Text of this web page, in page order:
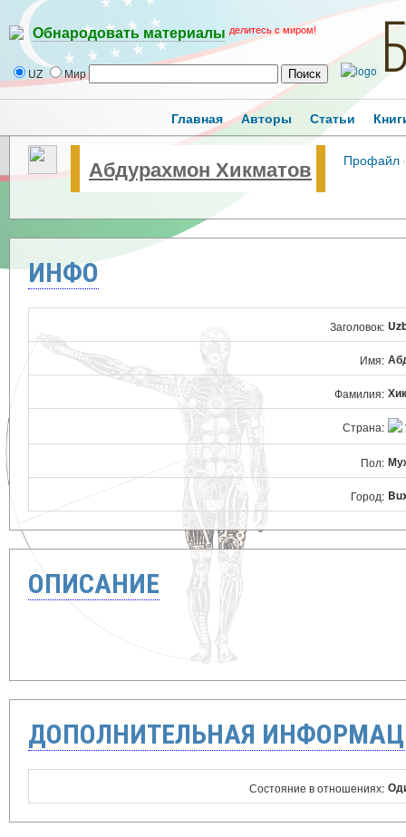
Обнародовать материалы делитесь с миром!
UZ Мир
Главная Авторы Статьи
Абдурахмон Хикматов Профайл·
ИНФО
Заголовок:
Имя:
Фамилия:
Страна:
Пол:
Город:
ОПИСАНИЕ
ДОПОЛНИТЕЛЬНАЯ
Состояние в отношениях: